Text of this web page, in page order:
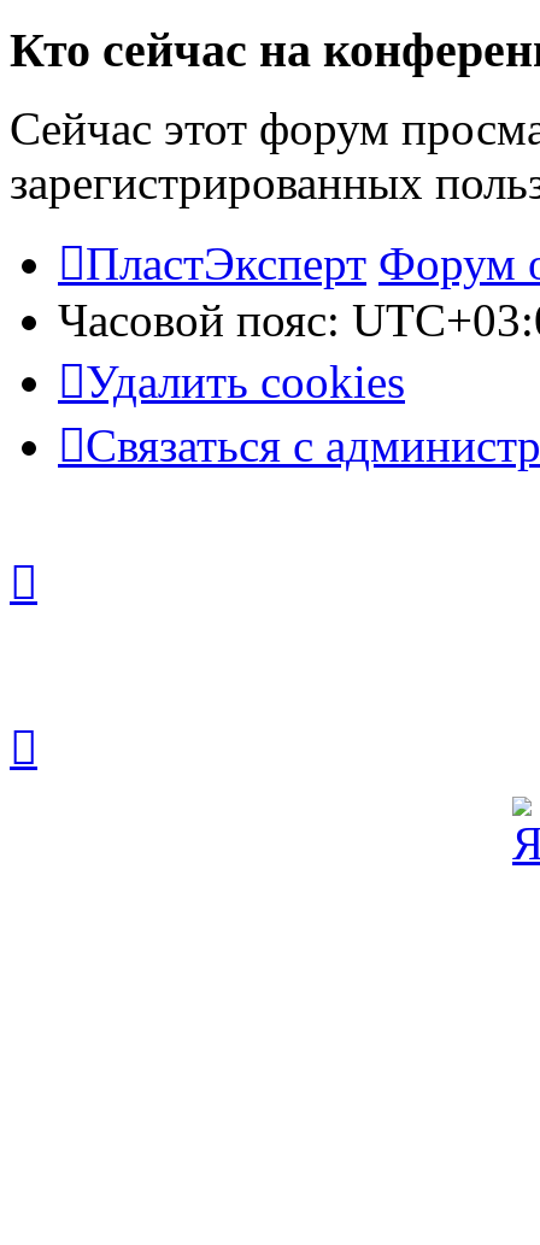
Кто сейчас на
Сейчас этот форум
зарегистрированных
ПластЭксперт Форум
Часовой пояс:
Удалить cookies
Связаться с